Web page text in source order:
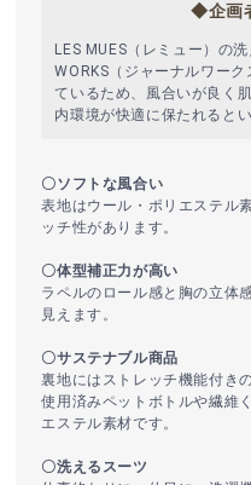
◆企画
LES MUES（レミュー）の
WORKS（ジャーナルワー
ているため、風合いが良く
内環境が快適に保たれると
〇ソフトな風合い
表地はウール・ポリエステル
ッチ性があります。
〇体型補正力が高い
ラペルのロール感と胸の立体
見えます。
〇サステナブル商品
裏地にはストレッチ機能付き
使用済みペットボトルや繊維
エステル素材です。
〇洗えるスーツ